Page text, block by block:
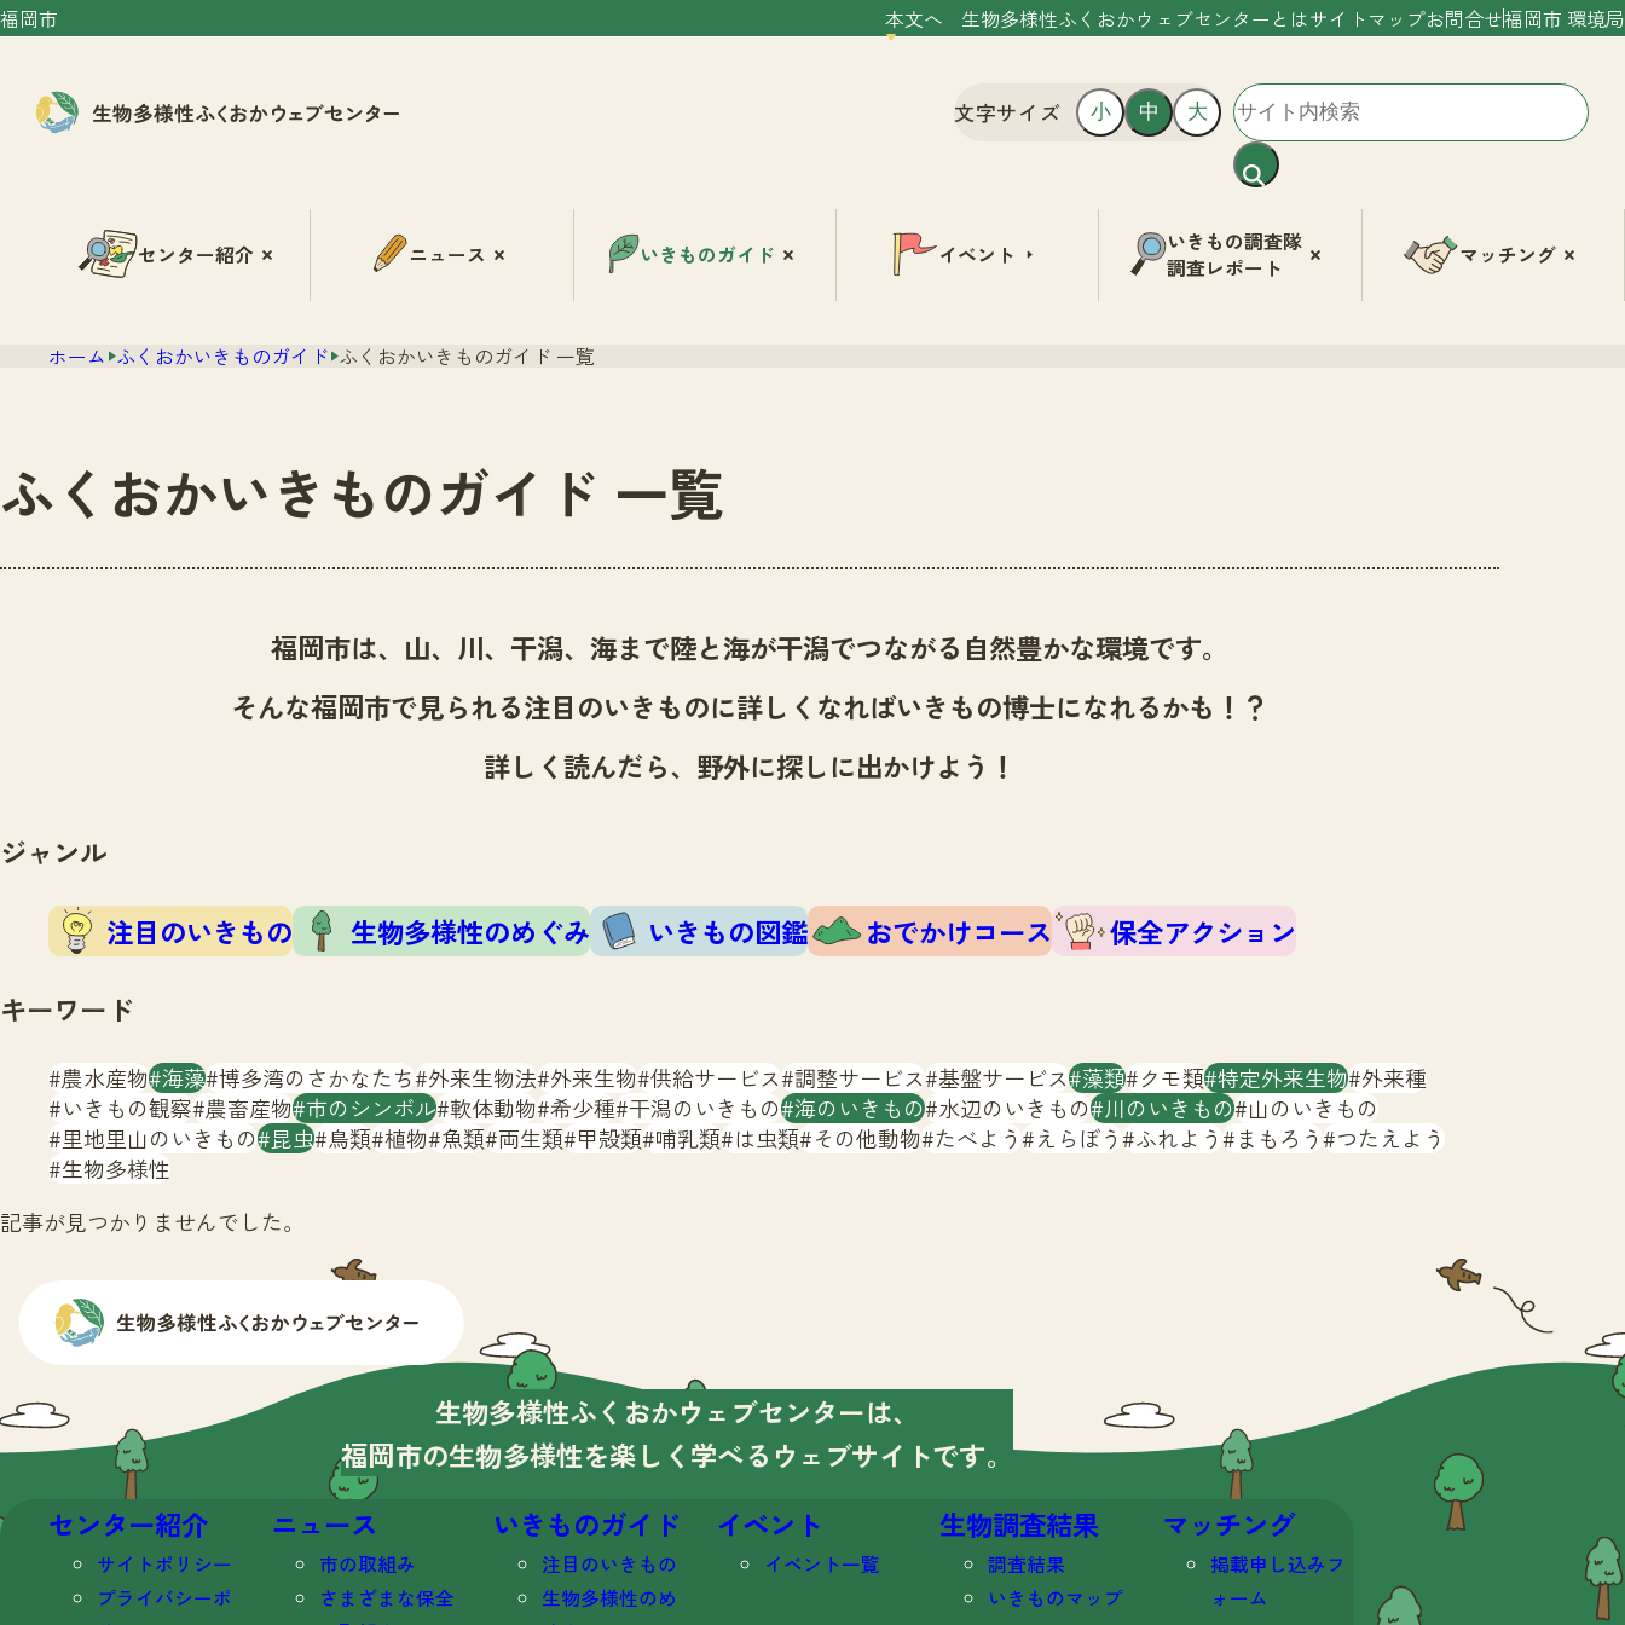
福岡市 本文へ 生物多様性ふくおかウェブセンターとはサイトマップお問合せ福岡市 環境局
文字サイズ 小 中 大
センター紹介 ニュース いきものガイド イベント
いきもの調査隊
調査レポート
マッチング
ホーム ふくおかいきものガイド ふくおかいきものガイド 一覧
ふくおかいきものガイド 一覧
福岡市は、山、川、干潟、海まで陸と海が干潟でつながる自然豊かな環境です。
そんな福岡市で見られる注目のいきものに詳しくなればいきもの博士になれるかも！？
詳しく読んだら、野外に探しに出かけよう！
ジャンル
注目のいきもの 生物多様性のめぐみ いきもの図鑑 おでかけコース
保全アクション
キーワード
農水産物 海藻 博多湾のさかなたち 外来生物法 外来生物 供給サービス 調整サービス 基盤サービス 藻類 クモ類 特定外来生物 外来種
いきもの観察 農畜産物 市のシンボル 軟体動物 希少種 干潟のいきもの 海のいきもの 水辺のいきもの 川のいきもの 山のいきもの
里地里山のいきもの 昆虫 鳥類 植物 魚類 両生類 甲殻類 哺乳類 は虫類 その他動物 たべよう えらぼう ふれよう まもろう つたえよう
生物多様性
記事が見つかりませんでした。
生物多様性ふくおかウェブセンターは、
福岡市の生物多様性を楽しく学べる ウェブサイトです。
センター紹介
サイトポリシー
プライバシーポ
ニュース
市の取組み
さまざまな保全
いきものガイド
注目のいきもの
生物多様性のめ
イベント
イベント一覧
生物調査結果
調査結果
いきものマップ
マッチング
掲載申し込みフ
ォーム